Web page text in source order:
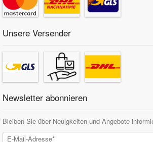
Unsere Versender
Newsletter abonnieren
Bleiben Sie über Neuigkeiten und Angebote